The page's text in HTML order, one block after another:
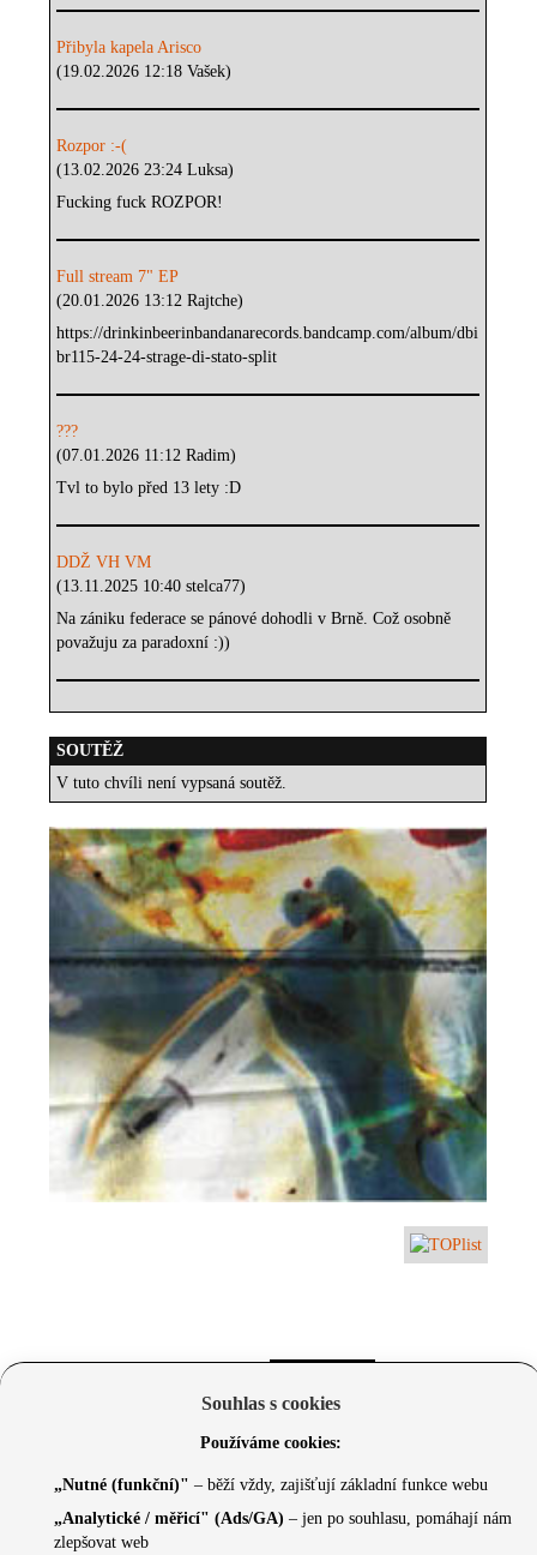
Přibyla kapela Arisco
(19.02.2026 12:18 Vašek)
Rozpor :-(
(13.02.2026 23:24 Luksa)
Fucking fuck ROZPOR!
Full stream 7" EP
(20.01.2026 13:12 Rajtche)
https://drinkinbeerinbandanarecords.bandcamp.com/album/dbi
br115-24-24-strage-di-stato-split
???
(07.01.2026 11:12 Radim)
Tvl to bylo před 13 lety :D
DDŽ VH VM
(13.11.2025 10:40 stelca77)
Na zániku federace se pánové dohodli v Brně. Což osobně
považuju za paradoxní :))
SOUTĚŽ
V tuto chvíli není vypsaná soutěž.
Souhlas s cookies
Používáme cookies:
„Nutné (funkční)" – běží vždy, zajišťují základní funkce webu
„Analytické / měřicí" (Ads/GA) – jen po souhlasu, pomáhají nám
zlepšovat web